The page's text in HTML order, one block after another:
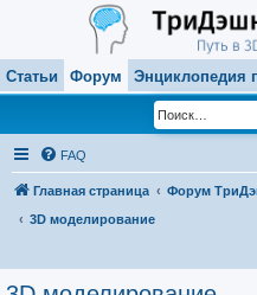
Статьи Форум Энциклопедия
FAQ
Главная страница Форум
3D моделирование